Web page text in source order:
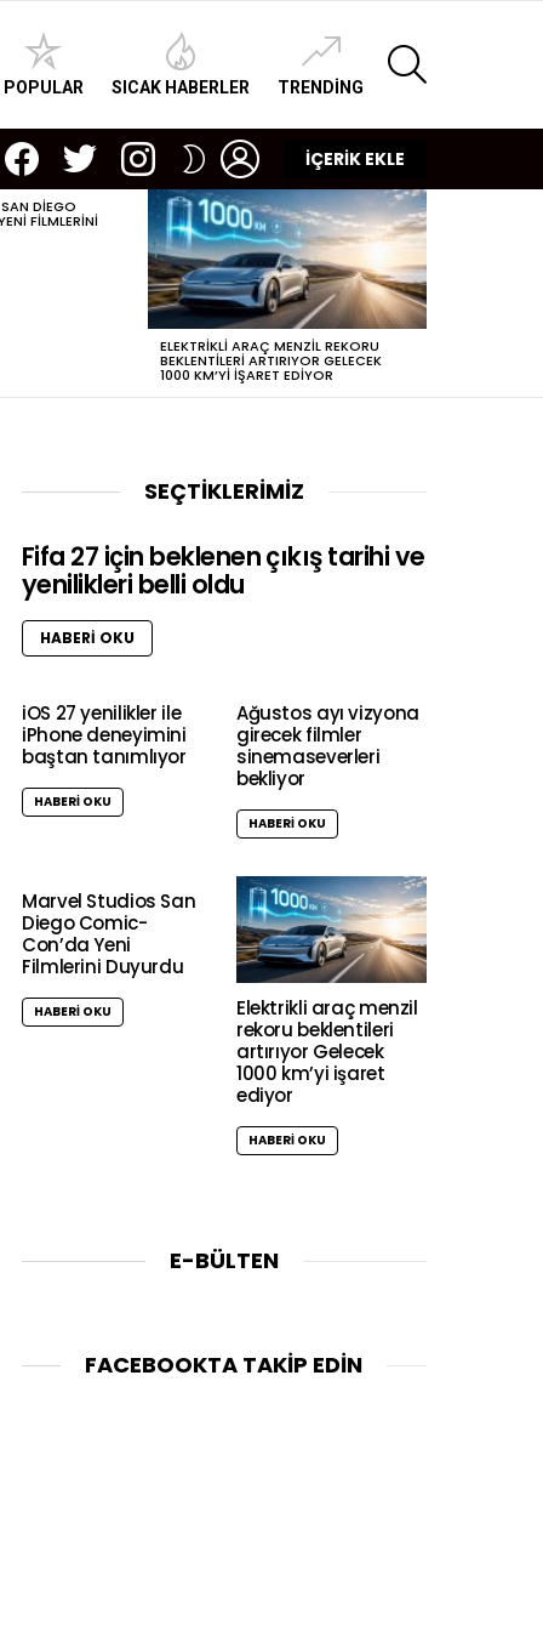
POPULAR SICAK HABERLER TRENDING
facebooktwitter instagram
SWITCH
SKIN
İÇERİK EKLE
DIEGO
FILMLERINI
ELEKTRIKLI ARAÇ MENZIL REKORU
BEKLENTILERI ARTIRIYOR GELECEK
1000 KM’YI IŞARET EDIYOR
SEÇTİKLERİMİZ
Fifa 27 için beklenen çıkış tarihi ve
yenilikleri belli oldu
HABERI OKU
iOS 27 yenilikler ile
iPhone deneyimini
baştan tanımlıyor
HABERI OKU
Ağustos ayı vizyona
girecek filmler
sinemaseverleri
bekliyor
HABERI OKU
Marvel Studios San
Diego Comic-
Con’da Yeni
Filmlerini Duyurdu
HABERI OKU
Elektrikli araç menzil
rekoru beklentileri
artırıyor Gelecek
1000 km’yi işaret
ediyor
HABERI OKU
E-BÜLTEN
FACEBOOKTA TAKIP EDIN